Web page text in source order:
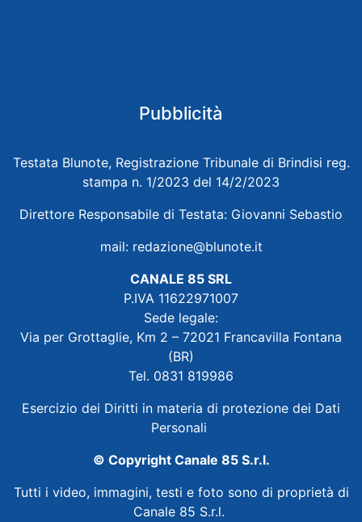
Pubblicità
Testata Blunote, Registrazione Tribunale di Brindisi reg.
stampa n. 1/2023 del 14/2/2023
Direttore Responsabile di Testata: Giovanni Sebastio
mail: redazione@blunote.it
CANALE 85 SRL
P.IVA 11622971007
Sede legale:
Via per Grottaglie, Km 2 – 72021 Francavilla Fontana
(BR)
Tel. 0831 819986
Esercizio dei Diritti in materia di protezione dei Dati
Personali
© Copyright Canale 85 S.r.l.
Tutti i video, immagini, testi e foto sono di proprietà di
Canale 85 S.r.l.